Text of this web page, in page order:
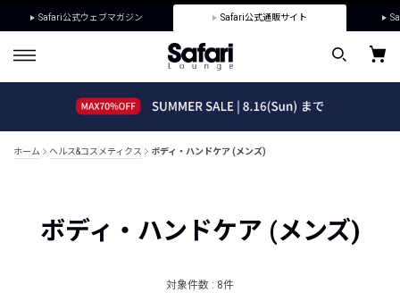
Safari公式ウェブマガジン Safari公式通販サイト
ホーム ヘルス&コスメティクス ボディ・ハンドケア (メンズ)
ボディ・ハンドケア (メンズ)
対象件数 : 8件